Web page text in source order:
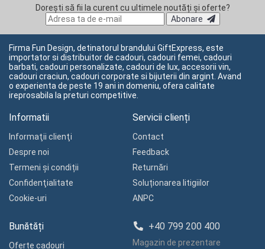
Dorești să fii la curent cu ultimele noutăți și oferte?
Abonare
Firma Fun Design, detinatorul brandului GiftExpress, este
importator si distribuitor de cadouri, cadouri femei, cadouri
barbati, cadouri personalizate, cadouri de lux, accesorii vin,
cadouri craciun, cadouri corporate si bijuterii din argint. Avand
o experienta de peste 19 ani in domeniu, ofera calitate
ireprosabila la preturi competitive.
Informatii
Informaţii clienţi
Despre noi
Termeni și condiții
Confidenţialitate
Cookie-uri
Servicii clienți
Contact
Feedback
Returnări
Soluționarea litigiilor
ANPC
Bunătăți
Oferte cadouri
+40 799 200 400
Magazin de prezentare